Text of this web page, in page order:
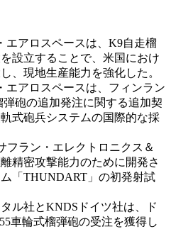
エアロスペースは、K9自走榴
設立することで、米国におけ
、現地生産能力を強化した。
エアロスペースは、フィンラン
弾砲の追加発注に関する追加契
式砲兵システムの国際的な採
フラン・エレクトロニクス＆
精密攻撃能力のために開発さ
「THUNDART」の初発射試
ル社とKNDSドイツ社は、ド
車輪式榴弾砲の受注を獲得し